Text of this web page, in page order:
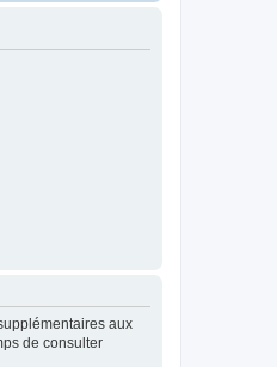
aux
de consulter